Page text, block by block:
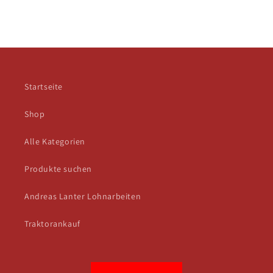
Startseite
Shop
Alle Kategorien
Produkte suchen
Andreas Lanter Lohnarbeiten
Traktorankauf